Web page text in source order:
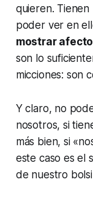
quieren.
poder ver en
mostrar afecto
son lo
micciones: son
Y claro, no
nosotros, si
más bien, si
este caso es el
de nuestro